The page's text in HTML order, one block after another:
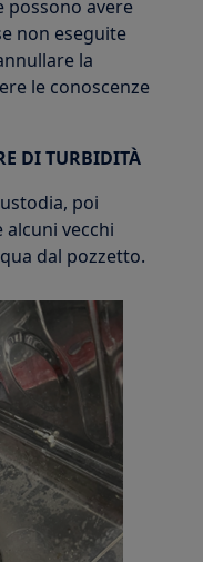
possono avere
non eseguite
la
le conoscenze
DI TURBIDITÀ
poi
vecchi
dal pozzetto.